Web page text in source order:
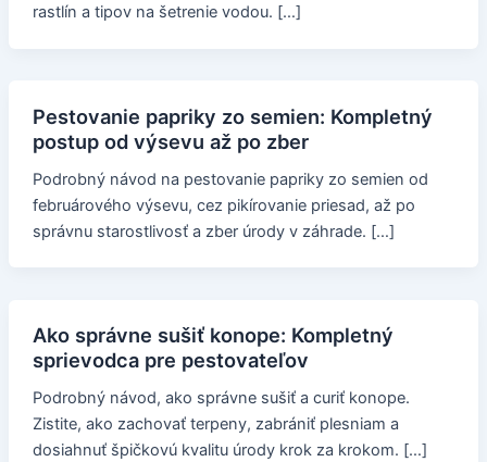
rastlín a tipov na šetrenie vodou. […]
Pestovanie papriky zo semien: Kompletný
postup od výsevu až po zber
Podrobný návod na pestovanie papriky zo semien od
februárového výsevu, cez pikírovanie priesad, až po
správnu starostlivosť a zber úrody v záhrade. […]
Ako správne sušiť konope: Kompletný
sprievodca pre pestovateľov
Podrobný návod, ako správne sušiť a curiť konope.
Zistite, ako zachovať terpeny, zabrániť plesniam a
dosiahnuť špičkovú kvalitu úrody krok za krokom. […]